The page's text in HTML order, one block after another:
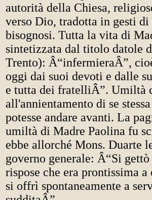
autorità della Chiesa,
verso Dio, tradotta in gesti
bisognosi. Tutta la vita di
sintetizzata dal titolo datole
Trento): Â“infermieraÂ”,
oggi dai suoi devoti e dalle
e tutta dei fratelliÂ”. Umiltà
all'annientamento di se
potesse andare avanti. La
umiltà di Madre Paolina fu
ebbe allorché Mons. Duarte
governo generale: Â“Si
rispose che era prontissima
si offrì spontaneamente a